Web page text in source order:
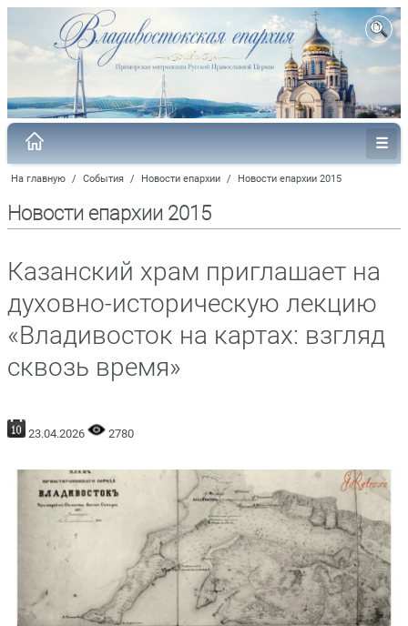
На главную / События / Новости епархии / Новости епархии 2015
Новости епархии 2015
Казанский храм приглашает на
духовно-историческую лекцию
«Владивосток на картах: взгляд
сквозь время»
23.04.2026 2780